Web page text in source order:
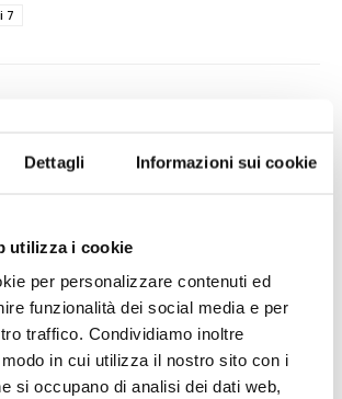
Dettagli Informazioni sui cookie
utilizza i cookie
per personalizzare contenuti ed
funzionalità dei social media e per
traffico. Condividiamo inoltre
in cui utilizza il nostro sito con i
si occupano di analisi dei dati web,
7